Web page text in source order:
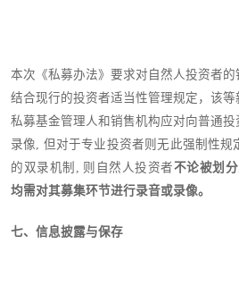
本次《私募办法》要求对自然人投资者的
结合现行的投资者适当性管理规定，该
私募基金管理人和销售机构应对向普通
录像, 但对于专业投资者则无此强制性
的双录机制, 则自然人投资者不论被划
均需对其募集环节进行录音或录像。
七、信息披露与保存